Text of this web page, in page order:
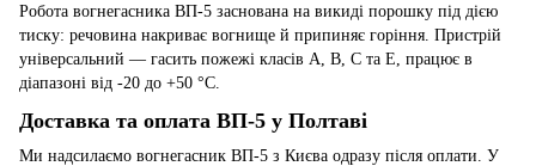
Робота вогнегасника ВП-5 заснована на викиді порошку під дією
тиску: речовина накриває вогнище й припиняє горіння. Пристрій
універсальний — гасить пожежі класів A, B, C та E, працює в
діапазоні від -20 до +50 °C.
Доставка та оплата ВП-5 у Полтаві
Ми надсилаємо вогнегасник ВП-5 з Києва одразу після оплати. У